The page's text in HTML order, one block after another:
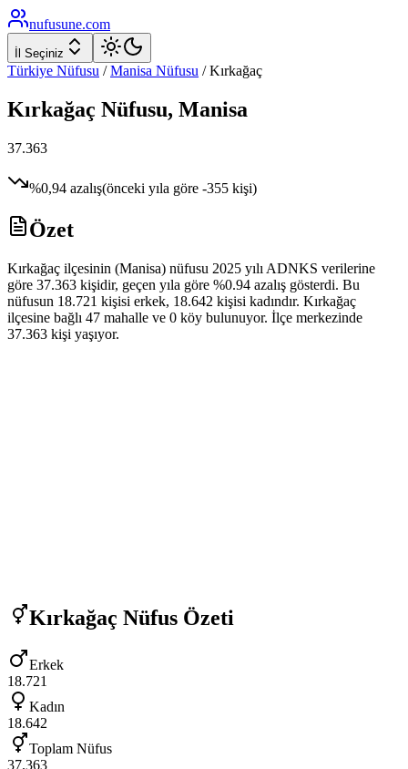
nufusune.com
İl Seçiniz
Türkiye Nüfusu / Manisa Nüfusu /Kırkağaç
Kırkağaç Nüfusu, Manisa
37.363
%0,94 azalış(önceki yıla göre -355 kişi)
Özet
Kırkağaç ilçesinin (Manisa) nüfusu 2025 yılı ADNKS verilerine
göre 37.363 kişidir, geçen yıla göre %0.94 azalış gösterdi. Bu
nüfusun 18.721 kişisi erkek, 18.642 kişisi kadındır. Kırkağaç
ilçesine bağlı 47 mahalle ve 0 köy bulunuyor. İlçe merkezinde
37.363 kişi yaşıyor.
Kırkağaç Nüfus Özeti
Erkek
18.721
Kadın
18.642
Toplam Nüfus
37.363